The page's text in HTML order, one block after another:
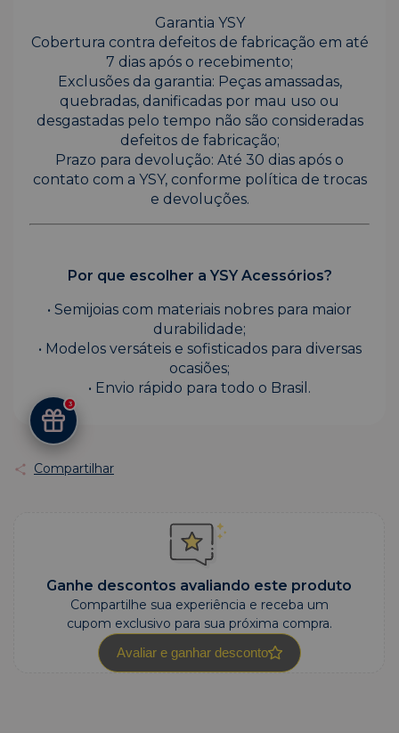
Garantia YSY
Cobertura contra defeitos de fabricação em até
7 dias após o recebimento;
Exclusões da garantia: Peças amassadas,
quebradas, danificadas por mau uso ou
desgastadas pelo tempo não são consideradas
defeitos de fabricação;
Prazo para devolução: Até 30 dias após o
contato com a YSY, conforme política de trocas
e devoluções.
Por que escolher a YSY Acessórios?
• Semijoias com materiais nobres para maior
durabilidade;
• Modelos versáteis e sofisticados para diversas
ocasiões;
• Envio rápido para todo o Brasil.
Compartilhar
Ganhe descontos avaliando este produto
Compartilhe sua experiência e receba um
cupom exclusivo para sua próxima compra.
Avaliar e ganhar desconto
3